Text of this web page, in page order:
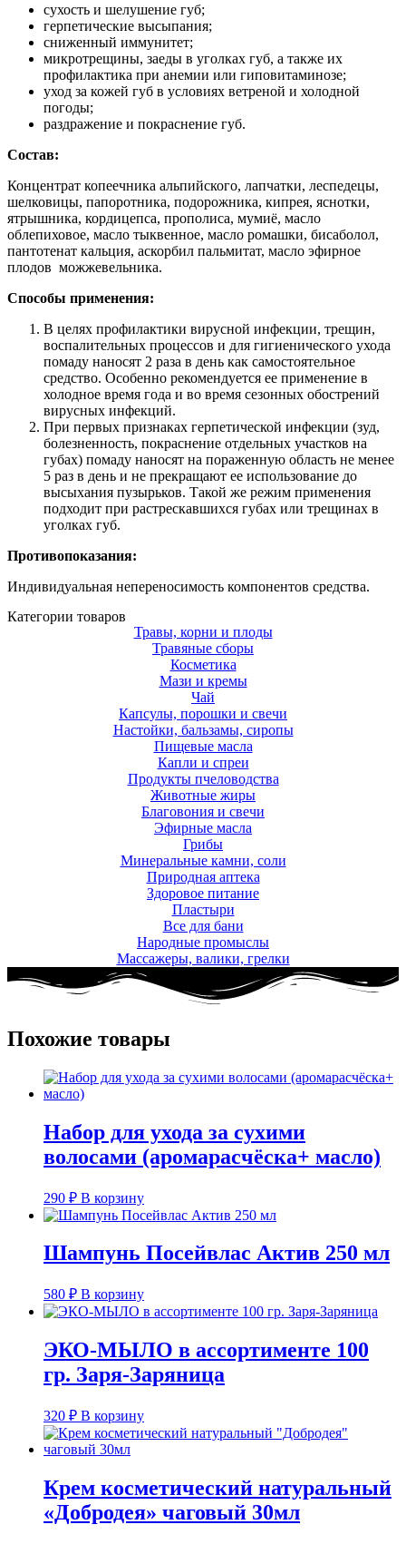
сухость и шелушение губ;
герпетические высыпания;
сниженный иммунитет;
микротрещины, заеды в уголках губ, а также их
профилактика при анемии или гиповитаминозе;
уход за кожей губ в условиях ветреной и холодной
погоды;
раздражение и покраснение губ.
Состав:
Концентрат копеечника альпийского, лапчатки, леспедецы,
шелковицы, папоротника, подорожника, кипрея, яснотки,
ятрышника, кордицепса, прополиса, мумиё, масло
облепиховое, масло тыквенное, масло ромашки, бисаболол,
пантотенат кальция, аскорбил пальмитат, масло эфирное
плодов можжевельника.
Способы применения:
В целях профилактики вирусной инфекции, трещин,
воспалительных процессов и для гигиенического ухода
помаду наносят 2 раза в день как самостоятельное
средство. Особенно рекомендуется ее применение в
холодное время года и во время сезонных обострений
вирусных инфекций.
При первых признаках герпетической инфекции (зуд,
болезненность, покраснение отдельных участков на
губах) помаду наносят на пораженную область не менее
5 раз в день и не прекращают ее использование до
высыхания пузырьков. Такой же режим применения
подходит при растрескавшихся губах или трещинах в
уголках губ.
Противопоказания:
Индивидуальная непереносимость компонентов средства.
Категории товаров
Травы, корни и плоды
Травяные сборы
Косметика
Мази и кремы
Чай
Капсулы, порошки и свечи
Настойки, бальзамы, сиропы
Пищевые масла
Капли и спреи
Продукты пчеловодства
Животные жиры
Благовония и свечи
Эфирные масла
Грибы
Минеральные камни, соли
Природная аптека
Здоровое питание
Пластыри
Все для бани
Народные промыслы
Массажеры, валики, грелки​
Похожие товары
Набор для ухода за сухими
волосами (аромарасчёска+ масло)
290 ₽ В корзину
Шампунь Посейвлас Актив 250 мл
580 ₽ В корзину
ЭКО-МЫЛО в ассортименте 100
гр. Заря-Заряница
320 ₽ В корзину
Крем косметический натуральный
«Добродея» чаговый 30мл